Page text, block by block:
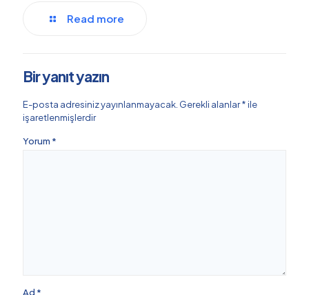
Read more
Bir yanıt yazın
E-posta adresiniz yayınlanmayacak. Gerekli alanlar*ile
işaretlenmişlerdir
Yorum *
Ad *